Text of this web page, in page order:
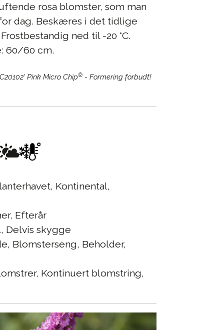
rosa blomster, som man
dag. Beskæres i det tidlige
ned til -20 °C.
60/60 cm.
Pink Micro Chip® - Formering forbudt!
Kontinental,
Efterår
Delvis skygge
Blomsterseng, Beholder,
Kontinuert blomstring,